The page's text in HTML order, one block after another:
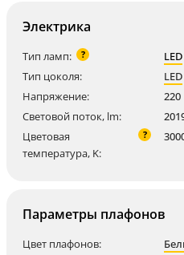
Электрика
Тип ламп: ?
LED
Тип цоколя:
LED
Напряжение:
220
Световой поток, lm:
Цветовая
температура, K:
?
Параметры плафонов
Цвет плафонов: